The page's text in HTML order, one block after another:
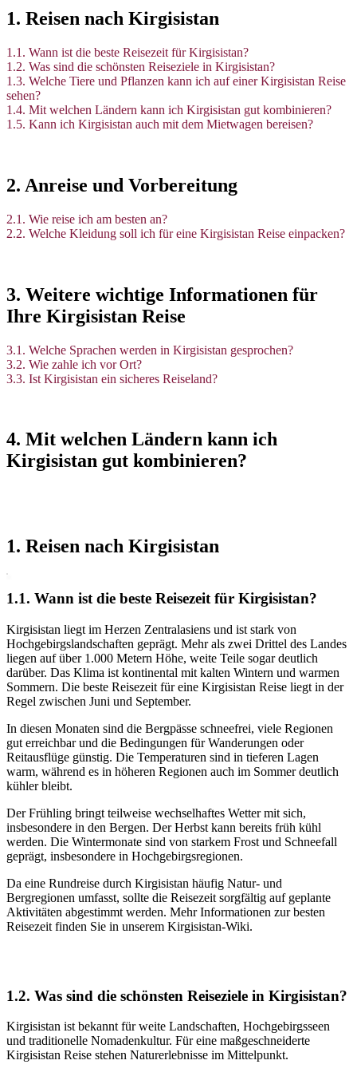
1. Reisen nach Kirgisistan
1.1. Wann ist die beste Reisezeit für Kirgisistan?
1.2. Was sind die schönsten Reiseziele in Kirgisistan?
1.3. Welche Tiere und Pflanzen kann ich auf einer Kirgisistan Reise
sehen?
1.4. Mit welchen Ländern kann ich Kirgisistan gut kombinieren?
1.5. Kann ich Kirgisistan auch mit dem Mietwagen bereisen?
2. Anreise und Vorbereitung
2.1. Wie reise ich am besten an?
2.2. Welche Kleidung soll ich für eine Kirgisistan Reise einpacken?
3. Weitere wichtige Informationen für
Ihre Kirgisistan Reise
3.1. Welche Sprachen werden in Kirgisistan gesprochen?
3.2. Wie zahle ich vor Ort?
3.3. Ist Kirgisistan ein sicheres Reiseland?
4. Mit welchen Ländern kann ich
Kirgisistan gut kombinieren?
1. Reisen nach Kirgisistan
1.1. Wann ist die beste Reisezeit für Kirgisistan?
Kirgisistan liegt im Herzen Zentralasiens und ist stark von
Hochgebirgslandschaften geprägt. Mehr als zwei Drittel des Landes
liegen auf über 1.000 Metern Höhe, weite Teile sogar deutlich
darüber. Das Klima ist kontinental mit kalten Wintern und warmen
Sommern. Die beste Reisezeit für eine Kirgisistan Reise liegt in der
Regel zwischen Juni und September.
In diesen Monaten sind die Bergpässe schneefrei, viele Regionen
gut erreichbar und die Bedingungen für Wanderungen oder
Reitausflüge günstig. Die Temperaturen sind in tieferen Lagen
warm, während es in höheren Regionen auch im Sommer deutlich
kühler bleibt.
Der Frühling bringt teilweise wechselhaftes Wetter mit sich,
insbesondere in den Bergen. Der Herbst kann bereits früh kühl
werden. Die Wintermonate sind von starkem Frost und Schneefall
geprägt, insbesondere in Hochgebirgsregionen.
Da eine Rundreise durch Kirgisistan häufig Natur- und
Bergregionen umfasst, sollte die Reisezeit sorgfältig auf geplante
Aktivitäten abgestimmt werden. Mehr Informationen zur besten
Reisezeit finden Sie in unserem Kirgisistan-Wiki.
1.2. Was sind die schönsten Reiseziele in Kirgisistan?
Kirgisistan ist bekannt für weite Landschaften, Hochgebirgsseen
und traditionelle Nomadenkultur. Für eine maßgeschneiderte
Kirgisistan Reise stehen Naturerlebnisse im Mittelpunkt.